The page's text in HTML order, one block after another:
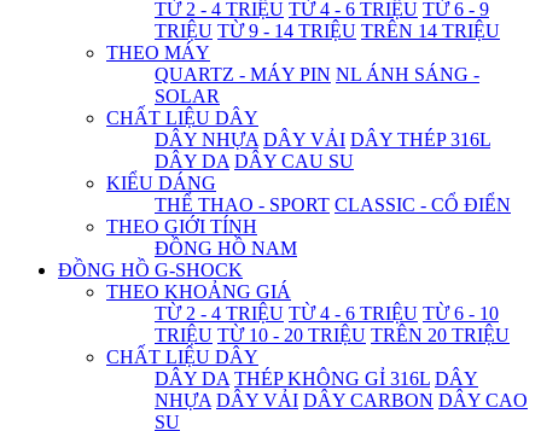
TỪ 2 - 4 TRIỆU TỪ 4 - 6 TRIỆU TỪ 6 - 9
TRIỆU TỪ 9 - 14 TRIỆU TRÊN 14 TRIỆU
THEO MÁY
QUARTZ - MÁY PIN NL ÁNH SÁNG -
SOLAR
CHẤT LIỆU DÂY
DÂY NHỰA DÂY VẢI DÂY THÉP 316L
DÂY DA DÂY CAU SU
KIỂU DÁNG
THỂ THAO - SPORT CLASSIC - CỔ ĐIỂN
THEO GIỚI TÍNH
ĐỒNG HỒ NAM
ĐỒNG HỒ G-SHOCK
THEO KHOẢNG GIÁ
TỪ 2 - 4 TRIỆU TỪ 4 - 6 TRIỆU TỪ 6 - 10
TRIỆU TỪ 10 - 20 TRIỆU TRÊN 20 TRIỆU
CHẤT LIỆU DÂY
DÂY DA THÉP KHÔNG GỈ 316L DÂY
NHỰA DÂY VẢI DÂY CARBON DÂY CAO
SU